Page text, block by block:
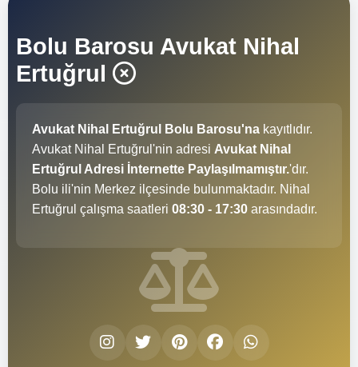
Bolu Barosu Avukat Nihal
Ertuğrul
Avukat Nihal Ertuğrul Bolu Barosu'na kayıtlıdır.
Avukat Nihal Ertuğrul'nin adresi Avukat Nihal
Ertuğrul Adresi İnternette Paylaşılmamıştır.'dır.
Bolu ili'nin Merkez ilçesinde bulunmaktadır. Nihal
Ertuğrul çalışma saatleri 08:30 - 17:30 arasındadır.